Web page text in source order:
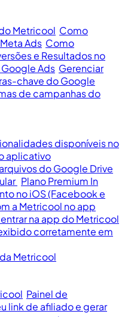
Metricool Como
Ads Como
e Resultados no
Ads Gerenciar
chave do Google
de campanhas do
disponíveis no
aplicativo
do Google Drive
Plano Premium In
no iOS (Facebook e
a Metricool no app
na app do Metricool
corretamente em
Metricool
Painel de
link de afiliado e gerar